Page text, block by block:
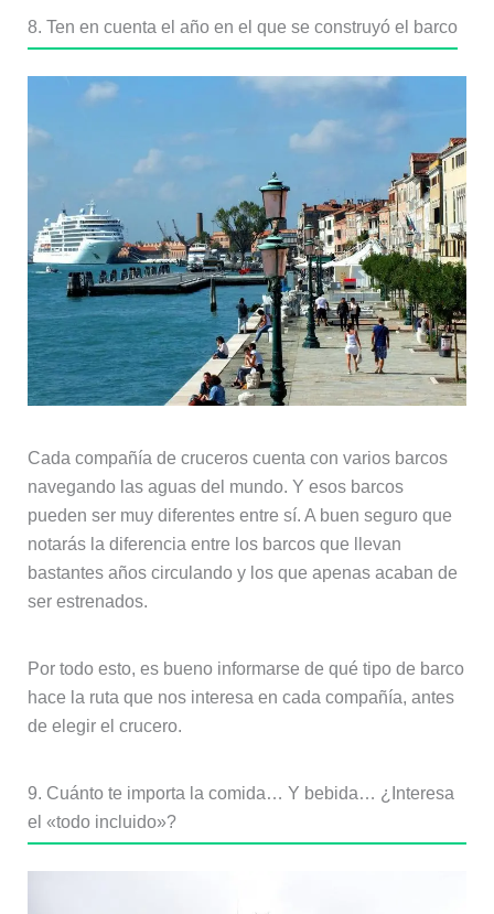
8. Ten en cuenta el año en el que se construyó el barco
Cada compañía de cruceros cuenta con varios barcos
navegando las aguas del mundo. Y esos barcos
pueden ser muy diferentes entre sí. A buen seguro que
notarás la diferencia entre los barcos que llevan
bastantes años circulando y los que apenas acaban de
ser estrenados.
Por todo esto, es bueno informarse de qué tipo de barco
hace la ruta que nos interesa en cada compañía, antes
de elegir el crucero.
9. Cuánto te importa la comida… Y bebida… ¿Interesa
el «todo incluido»?